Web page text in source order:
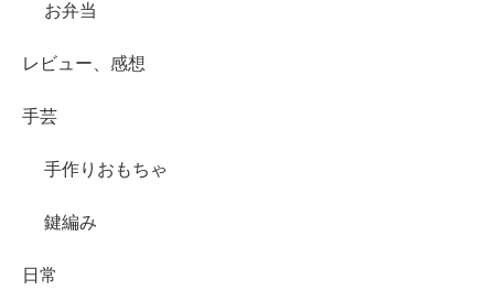
お弁当
レビュー、感想
手芸
手作りおもちゃ
鍵編み
日常